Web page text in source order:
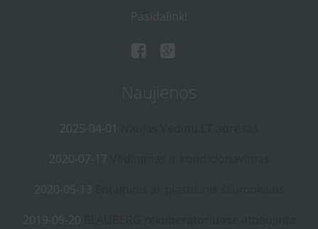
Pasidalink!
Naujienos
2025-04-01
2020-07-17
2020-05-13
2019-09-20